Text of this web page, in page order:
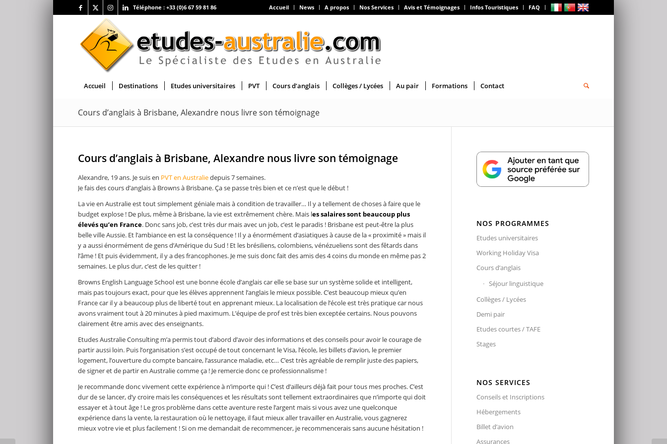
Accueil News A propos Nos Services Avis et Témoignages Infos Touristiques FAQ
Téléphone : +33 (0)6 67 59 81 86
Accueil Destinations Etudes universitaires PVT Cours d’anglais Collèges / Lycées Au pair Formations Contact
Cours d’anglais à Brisbane, Alexandre nous livre son témoignage
Cours d’anglais à Brisbane, Alexandre nous livre son témoignage
Alexandre, 19 ans. Je suis en PVT en Australiedepuis 7 semaines.
Je fais des cours d’anglais à Browns à Brisbane. Ça se passe très bien et ce n’est que le début !
La vie en Australie est tout simplement géniale mais à condition de travailler… Il y a tellement de choses à faire que le
budget explose ! De plus, même à Brisbane, la vie est extrêmement chère. Mais les salaires sont beaucoup plus
élevés qu’en France. Donc sans job, c’est très dur mais avec un job, c’est le paradis ! Brisbane est peut-être la plus
belle ville Aussie. Et l’ambiance en est la conséquence ! Il y a énormément d’asiatiques à cause de la « proximité » mais il
y a aussi énormément de gens d’Amérique du Sud ! Et les brésiliens, colombiens, vénézueliens sont des fêtards dans
l’âme ! Et puis évidemment, il y a des francophones. Je me suis donc fait des amis des 4 coins du monde en même pas 2
semaines. Le plus dur, c’est de les quitter !
Browns English Language School est une bonne école d’anglais car elle se base sur un système solide et intelligent,
mais pas toujours exact, pour que les élèves apprennent l’anglais le mieux possible. C’est beaucoup mieux qu’en
France car il y a beaucoup plus de liberté tout en apprenant mieux. La localisation de l’école est très pratique car nous
avons vraiment tout à 20 minutes à pied maximum. L’équipe de prof est très bien exceptée certains. Nous pouvons
clairement être amis avec des enseignants.
Etudes Australie Consulting m’a permis tout d’abord d’avoir des informations et des conseils pour avoir le courage de
partir aussi loin. Puis l’organisation s’est occupé de tout concernant le Visa, l’école, les billets d’avion, le premier
logement, l’ouverture du compte bancaire, l’assurance maladie, etc… C’est très agréable de remplir juste des papiers,
de signer et de partir en Australie comme ça ! Je remercie donc ce professionnalisme !
Je recommande donc vivement cette expérience à n’importe qui ! C’est d’ailleurs déjà fait pour tous mes proches. C’est
dur de se lancer, d’y croire mais les conséquences et les résultats sont tellement extraordinaires que n’importe qui doit
essayer et à tout âge ! Le gros problème dans cette aventure reste l’argent mais si vous avez une quelconque
expérience dans la vente, la restauration où le nettoyage, il faut mieux aller travailler en Australie, vous gagnerez
mieux votre vie et plus facilement ! Si on me demandait de recommencer, je recommencerais sans aucune hésitation !
NOS PROGRAMMES
Etudes universitaires
Working Holiday Visa
Cours d’anglais
Séjour linguistique
Collèges / Lycées
Demi pair
Etudes courtes / TAFE
Stages
NOS SERVICES
Conseils et Inscriptions
Hébergements
Billet d’avion
Assurances